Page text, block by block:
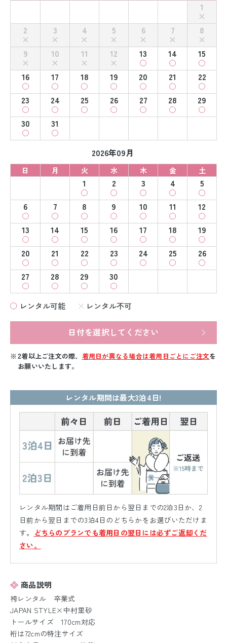
1
2
3 4 5 6 7
8
9
10 11 12 13 14
15
16
17 18 19 20 21
22
23
24 25 26 27 28
29
30
31
2026年09月
日 月 火 水 木 金 土
1 2 3 4
5
6
7 8 9 10 11
12
13
14 15 16 17 18
19
20
21 22 23 24 25
26
27
28 29 30
レンタル可能 レンタル不可
日付を選択してください
2着以上ご注文の際、 着用日が異なる場合は着用日ごとにご注文を
お願いいたします。
レンタル期間は最大3泊4日!
レンタル期間はご着用日前日から翌日までの2泊3日か、2
日前から翌日までの3泊4日のどちらかをお選びいただけま
す。
どちらのプランでも着用日の翌日には必ずご返却くだ
さい。
商品説明
袴レンタル 卒業式
JAPAN STYLE×中村里砂
トールサイズ 170cm対応
裄は72cmの特注サイズ